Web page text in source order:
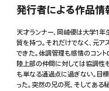
発行者による作品情
天才ランナー、岡崎優は大学1
質を持つ。それだけでなく、元
できた。体調管理も感情のコン
陸上部の仲間に対しては協調性
も単なる通過点に過ぎない。目
った。突然の兄の死、そしてある